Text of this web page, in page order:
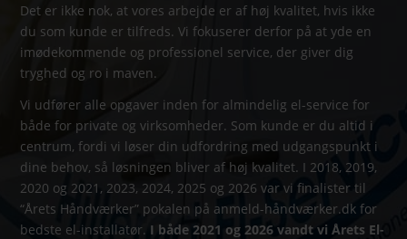
Det er ikke nok, at vores arbejde er af høj kvalitet, hvis ikke
du som kunde er tilfreds. Vi fokuserer derfor på at yde en
imødekommende og professionel service, der giver dig
tryghed og ro i maven.
Vi udfører alle opgaver inden for almindelig el-service for
både for private og virksomheder. Som kunde er du altid i
centrum, fordi vi løser din udfordring med udgangspunkt i
dine behov, så løsningen bliver af høj kvalitet. I 2018, 2019,
2020 og 2021, 2023, 2024, 2025 og 2026 var vi finalister til
“Årets Håndværker” pokalen på anmeld-håndværker.dk for
bedste el-installatør. I både 2021 og 2026 vandt vi Årets El-